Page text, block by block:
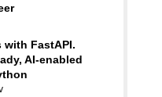
with FastAPI.
AI-enabled